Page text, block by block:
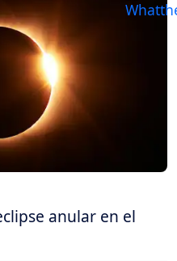
anular en el